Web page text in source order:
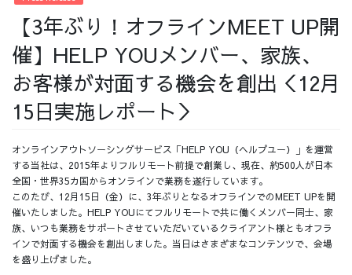
採用情報
採用情報トップ
チームインタビュー02 チームインタビュー03
【3年ぶり！オフラインMEET UP開
催】HELP YOUメンバー、家族、
お客様が対面する機会を創出＜12月
15日実施レポート＞
オンラインアウトソーシングサービス「HELP YOU（ヘルプユー）」を運営
する当社は、2015年よりフルリモート前提で創業し、現在、約500人が日本
全国・世界35カ国からオンラインで業務を遂行しています。
このたび、12月15日（金）に、3年ぶりとなるオフラインでのMEET UPを開
催いたしました。HELP YOUにてフルリモートで共に働くメンバー同士、家
族、いつも業務をサポートさせていただいているクライアント様ともオフラ
インで対面する機会を創出しました。当日はさまざまなコンテンツで、会場
を盛り上げました。